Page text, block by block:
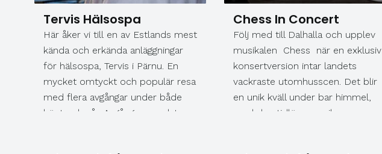
Tervis Hälsospa
Här åker vi till en av Estlands mest
kända och erkända anläggningar
för hälsospa, Tervis i Pärnu. En
mycket omtyckt och populär resa
med flera avgångar under både
höst och vår. Avgångar uppdateras
Chess In Concert
Följ med till Dalhalla och upplev
musikalen Chess när en exklusiv
konsertversion intar landets
vackraste utomhusscen. Det blir
en unik kväll under bar himmel,
med den tidlösa musiken